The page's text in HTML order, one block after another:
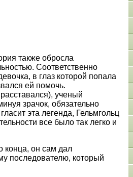
также обросла
Соответственно
в глаз которой попала
ей помочь.
ученый
зрачок, обязательно
эта легенда, Гельмгольц
все было так легко и
конца, он сам дал
последователю, который